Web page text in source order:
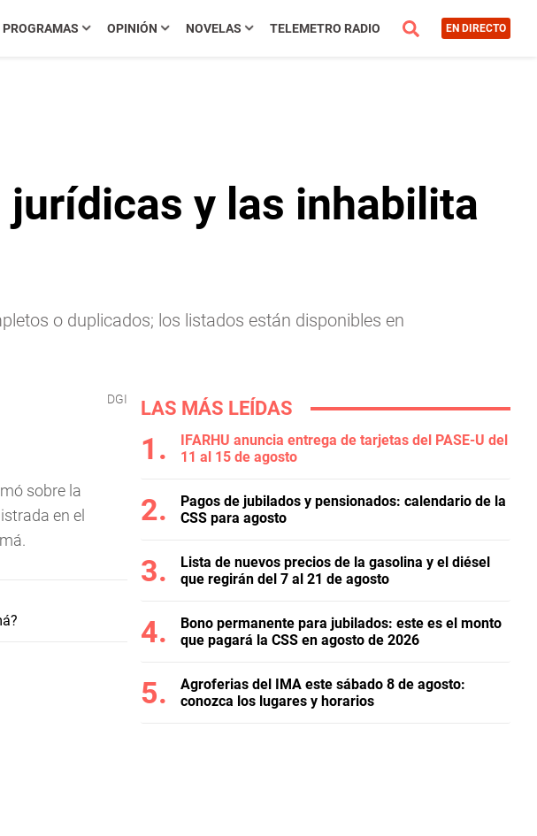
PROGRAMAS OPINIÓN NOVELAS TELEMETRO RADIO EN DIRECTO
jurídicas y las inhabilita
o duplicados; los listados están disponibles en
DGI
sobre la
en el
LAS MÁS LEÍDAS
IFARHU anuncia entrega de tarjetas del PASE-U del
11 al 15 de agosto
Pagos de jubilados y pensionados: calendario de la
CSS para agosto
Lista de nuevos precios de la gasolina y el diésel
que regirán del 7 al 21 de agosto
Bono permanente para jubilados: este es el monto
que pagará la CSS en agosto de 2026
Agroferias del IMA este sábado 8 de agosto:
conozca los lugares y horarios